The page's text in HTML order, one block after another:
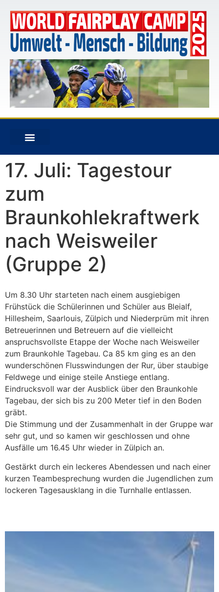
17. Juli: Tagestour
zum
Braunkohlekraftwerk
nach Weisweiler
(Gruppe 2)
Um 8.30 Uhr starteten nach einem ausgiebigen
Frühstück die Schülerinnen und Schüler aus Bleialf,
Hillesheim, Saarlouis, Zülpich und Niederprüm mit ihren
Betreuerinnen und Betreuern auf die vielleicht
anspruchsvollste Etappe der Woche nach Weisweiler
zum Braunkohle Tagebau. Ca 85 km ging es an den
wunderschönen Flusswindungen der Rur, über staubige
Feldwege und einige steile Anstiege entlang.
Eindrucksvoll war der Ausblick über den Braunkohle
Tagebau, der sich bis zu 200 Meter tief in den Boden
gräbt.
Die Stimmung und der Zusammenhalt in der Gruppe war
sehr gut, und so kamen wir geschlossen und ohne
Ausfälle um 16.45 Uhr wieder in Zülpich an.
Gestärkt durch ein leckeres Abendessen und nach einer
kurzen Teambesprechung wurden die Jugendlichen zum
lockeren Tagesausklang in die Turnhalle entlassen.